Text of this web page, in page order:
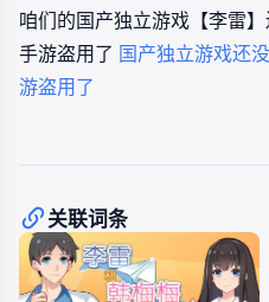
咱们的国产独立游戏【李雷
手游盗用了 国产独立游戏还
游盗用了
关联词条